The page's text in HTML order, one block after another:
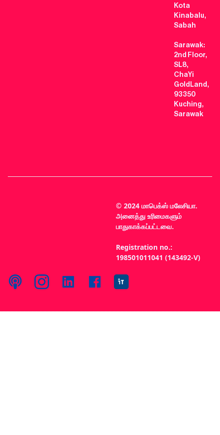
Kota
Kinabalu,
Sabah
Sarawak:
2nd Floor,
SL8,
ChaYi
GoldLand,
93350
Kuching,
Sarawak
© 2024 மாபெக்ஸ் மலேசியா.
அனைத்து உரிமைகளும்
பாதுகாக்கப்பட்டவை.
Registration no.:
198501011041 (143492-V)